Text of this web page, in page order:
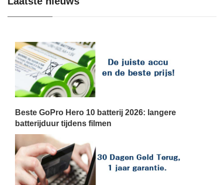
Beste GoPro Hero 10 batterij 2026: langere
batterijduur tijdens filmen